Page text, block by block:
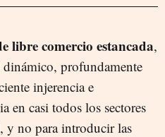
libre comercio estancada,
profundamente
injerencia e
en casi todos los sectores
y no para introducir las